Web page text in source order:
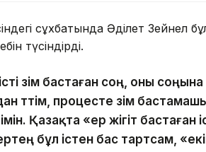
сұхбатында Әділет Зейнел
түсіндірді.
өзім бастаған соң, оны
өттім, процесте өзім
Қазақта «ер жігіт бастаған
бұл істен бас тартсам,